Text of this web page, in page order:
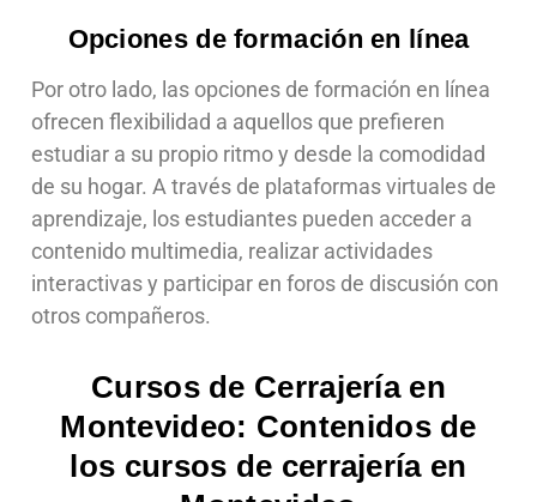
Opciones de formación en línea
Por otro lado, las opciones de formación en línea
ofrecen flexibilidad a aquellos que prefieren
estudiar a su propio ritmo y desde la comodidad
de su hogar. A través de plataformas virtuales de
aprendizaje, los estudiantes pueden acceder a
contenido multimedia, realizar actividades
interactivas y participar en foros de discusión con
otros compañeros.
Cursos de Cerrajería en
Montevideo: Contenidos de
los cursos de cerrajería en